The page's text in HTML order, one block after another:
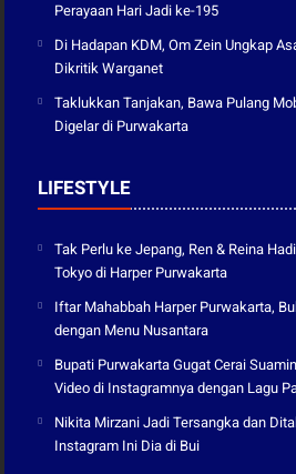
Perayaan Hari Jadi ke-195
Di Hadapan KDM, Om Zein Ungkap
Dikritik Warganet
Taklukkan Tanjakan, Bawa Pulang
Digelar di Purwakarta
LIFESTYLE
Tak Perlu ke Jepang, Ren & Reina
Tokyo di Harper Purwakarta
Iftar Mahabbah Harper Purwakarta,
dengan Menu Nusantara
Bupati Purwakarta Gugat Cerai
Video di Instagramnya dengan Lagu
Nikita Mirzani Jadi Tersangka dan
Instagram Ini Dia di Bui